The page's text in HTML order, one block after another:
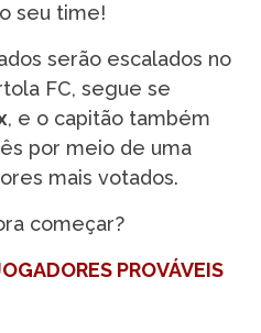
seu time!
serão escalados no
FC, segue se
, e o capitão também
por meio de uma
mais votados.
começar?
PROVÁVEIS